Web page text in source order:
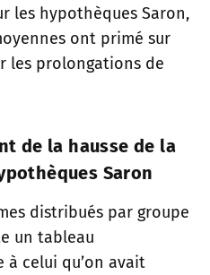
les hypothèques Saron,
ont primé sur
les prolongations de
de la hausse de la
Saron
distribués par groupe
un tableau
celui qu’on avait